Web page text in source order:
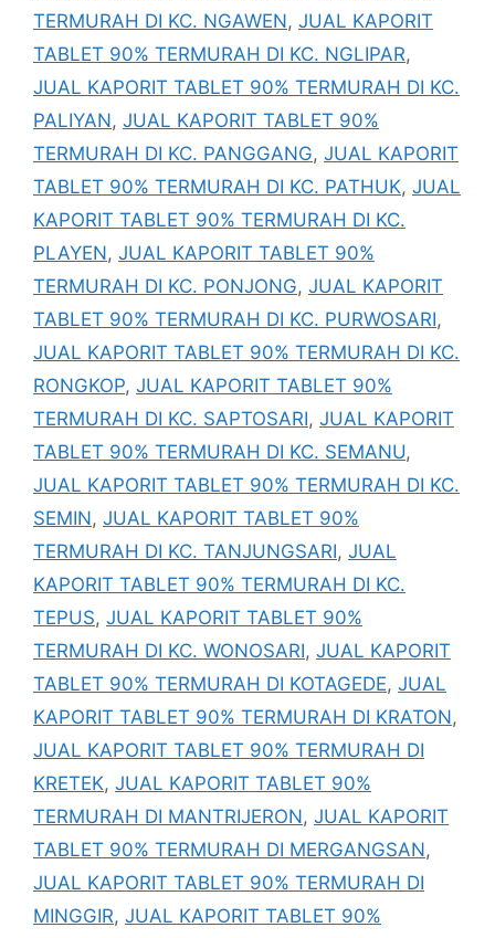
TERMURAH DI KC. NGAWEN, JUAL KAPORIT
TABLET 90% TERMURAH DI KC. NGLIPAR,
JUAL KAPORIT TABLET 90% TERMURAH DI KC.
PALIYAN, JUAL KAPORIT TABLET 90%
TERMURAH DI KC. PANGGANG, JUAL KAPORIT
TABLET 90% TERMURAH DI KC. PATHUK, JUAL
KAPORIT TABLET 90% TERMURAH DI KC.
PLAYEN, JUAL KAPORIT TABLET 90%
TERMURAH DI KC. PONJONG, JUAL KAPORIT
TABLET 90% TERMURAH DI KC. PURWOSARI,
JUAL KAPORIT TABLET 90% TERMURAH DI KC.
RONGKOP, JUAL KAPORIT TABLET 90%
TERMURAH DI KC. SAPTOSARI, JUAL KAPORIT
TABLET 90% TERMURAH DI KC. SEMANU,
JUAL KAPORIT TABLET 90% TERMURAH DI KC.
SEMIN, JUAL KAPORIT TABLET 90%
TERMURAH DI KC. TANJUNGSARI, JUAL
KAPORIT TABLET 90% TERMURAH DI KC.
TEPUS, JUAL KAPORIT TABLET 90%
TERMURAH DI KC. WONOSARI, JUAL KAPORIT
TABLET 90% TERMURAH DI KOTAGEDE, JUAL
KAPORIT TABLET 90% TERMURAH DI KRATON,
JUAL KAPORIT TABLET 90% TERMURAH DI
KRETEK, JUAL KAPORIT TABLET 90%
TERMURAH DI MANTRIJERON, JUAL KAPORIT
TABLET 90% TERMURAH DI MERGANGSAN,
JUAL KAPORIT TABLET 90% TERMURAH DI
MINGGIR, JUAL KAPORIT TABLET 90%